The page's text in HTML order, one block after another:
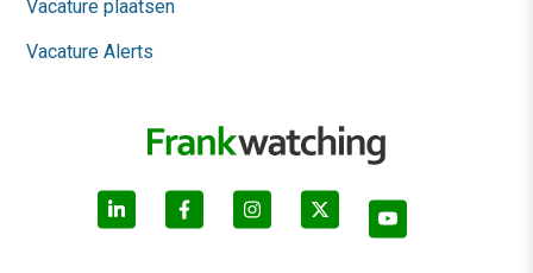
Vacature plaatsen
Vacature Alerts